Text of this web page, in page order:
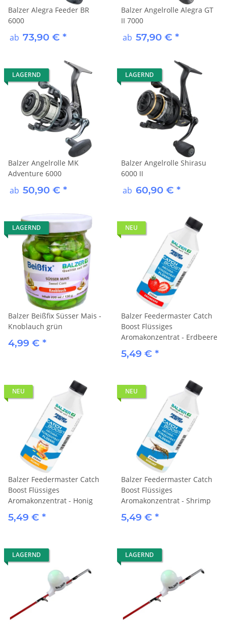
Balzer Alegra Feeder BR
6000
ab 73,90 € *
Balzer Angelrolle Alegra GT
II 7000
ab 57,90 € *
LAGERND
Balzer Angelrolle MK
Adventure 6000
ab 50,90 € *
LAGERND
Balzer Angelrolle Shirasu
6000 II
ab 60,90 € *
LAGERND
Balzer Beißfix Süsser Mais -
Knoblauch grün
4,99 € *
NEU
Balzer Feedermaster Catch
Boost Flüssiges
Aromakonzentrat - Erdbeere
5,49 € *
NEU
Balzer Feedermaster Catch
Boost Flüssiges
Aromakonzentrat - Honig
5,49 € *
NEU
Balzer Feedermaster Catch
Boost Flüssiges
Aromakonzentrat - Shrimp
5,49 € *
LAGERND LAGERND